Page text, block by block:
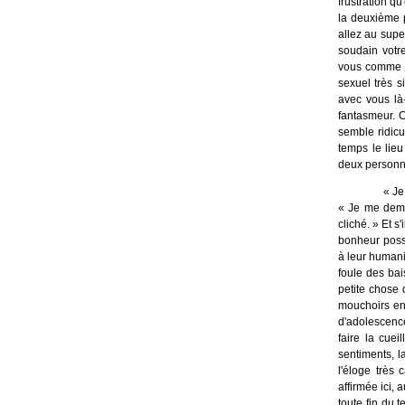
la
allez au
soudain
vous
sexuel très
avec vous
fantasmeur.
semble
temps le
deux
«
« Je me
cliché. » Et
bonheur
à leur
foule des
petite chose
mouchoirs
faire la
sentiments,
l'éloge très
affirmée ici,